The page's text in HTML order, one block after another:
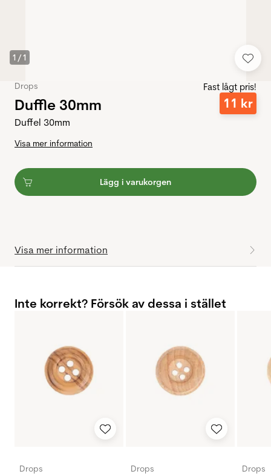
1 /1
Drops
Duffle 30mm
Fast lågt pris!
11 kr
Duffel 30mm
Visa mer information
Lägg i varukorgen
Visa mer information
Inte korrekt? Försök av dessa i stället
Drops
Drops
Drops